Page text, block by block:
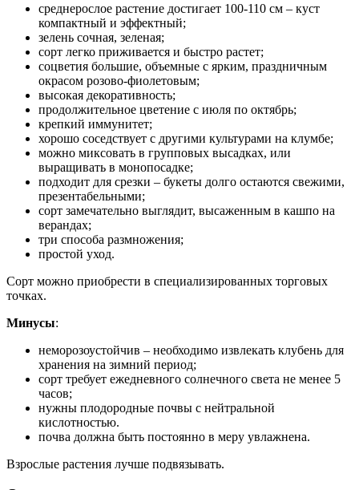
среднерослое растение достигает 100-110 см – куст
компактный и эффектный;
зелень сочная, зеленая;
сорт легко приживается и быстро растет;
соцветия большие, объемные с ярким, праздничным
окрасом розово-фиолетовым;
высокая декоративность;
продолжительное цветение с июля по октябрь;
крепкий иммунитет;
хорошо соседствует с другими культурами на клумбе;
можно миксовать в групповых высадках, или
выращивать в монопосадке;
подходит для срезки – букеты долго остаются свежими,
презентабельными;
сорт замечательно выглядит, высаженным в кашпо на
верандах;
три способа размножения;
простой уход.
Сорт можно приобрести в специализированных торговых
точках.
Минусы:
неморозоустойчив – необходимо извлекать клубень для
хранения на зимний период;
сорт требует ежедневного солнечного света не менее 5
часов;
нужны плодородные почвы с нейтральной
кислотностью.
почва должна быть постоянно в меру увлажнена.
Взрослые растения лучше подвязывать.